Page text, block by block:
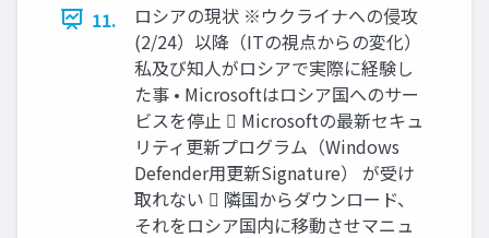
11.
ロシアの現状 ※ウクライナへの侵攻
(2/24）以降（ITの視点からの変化）
私及び知人がロシアで実際に経験し
た事 • Microsoftはロシア国へのサー
ビスを停止  Microsoftの最新セキュ
リティ更新プログラム（Windows
Defender用更新Signature） が受け
取れない  隣国からダウンロード、
それをロシア国内に移動させマニュ